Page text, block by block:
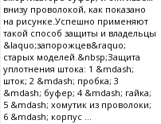
внизу проволокой, как показано
на рисунке.Успешно применяют
такой способ защиты и владельцы
&laquo;запорожцев&raquo;
старых моделей.&nbsp;Защита
уплотнения штока: 1 &mdash;
шток; 2 &mdash; пробка; 3
&mdash; буфер; 4 &mdash; гайка;
5 &mdash; хомутик из проволоки;
6 &mdash; корпус ...